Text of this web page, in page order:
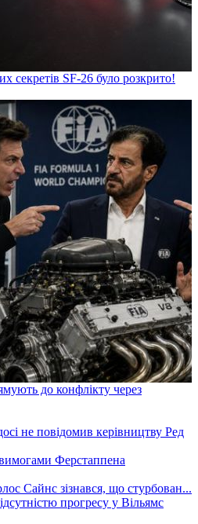
секретів SF-26 було розкрито!
до конфлікту через
Ферстаппена
прогресу у Вільямс